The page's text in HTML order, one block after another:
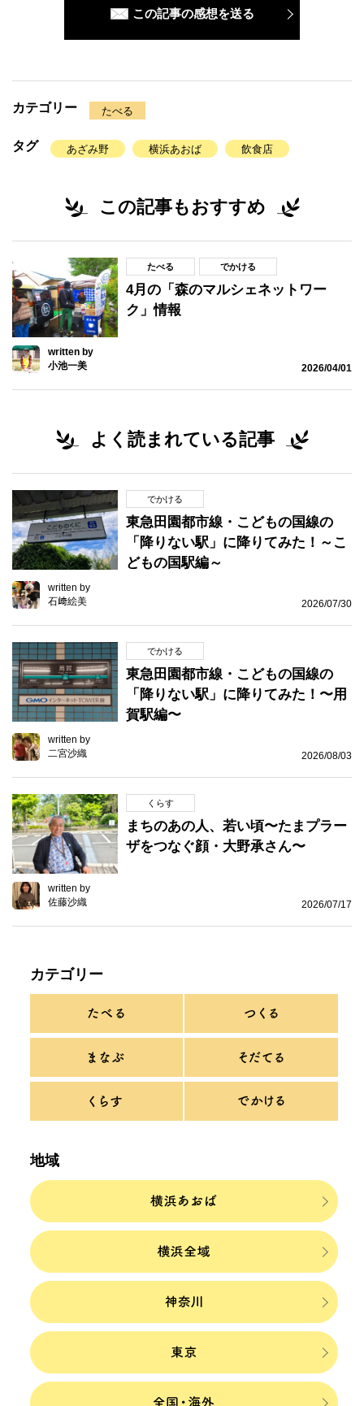
この記事の感想を送る
カテゴリー たべる
タグ あざみ野 横浜あおば 飲食店
この記事もおすすめ
たべる でかける
4月の「森のマルシェネットワー
ク」情報
written by
小池一美
2026/04/01
よく読まれている記事
でかける
東急田園都市線・こどもの国線の
「降りない駅」に降りてみた！～こ
どもの国駅編～
written by
石﨑絵美
2026/07/30
でかける
東急田園都市線・こどもの国線の
「降りない駅」に降りてみた！〜用
賀駅編〜
written by
二宮沙織
2026/08/03
くらす
まちのあの人、若い頃〜たまプラー
ザをつなぐ顔・大野承さん〜
written by
佐藤沙織
2026/07/17
カテゴリー
地域